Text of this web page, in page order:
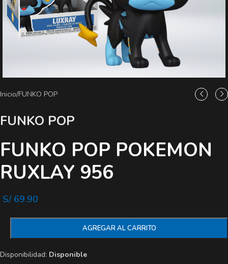
Inicio/FUNKO POP
FUNKO POP
FUNKO POP POKEMON
RUXLAY 956
S/69.90
AGREGAR AL CARRITO
Disponibilidad: Disponible